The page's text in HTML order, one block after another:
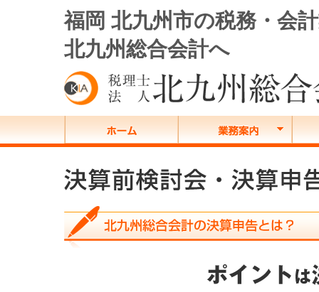
福岡 北九州市の税務・会
北九州総合会計へ